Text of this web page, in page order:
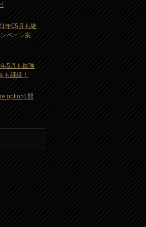
!
年05月も継
ペーン案
5月も最強
も継続！
option) 開